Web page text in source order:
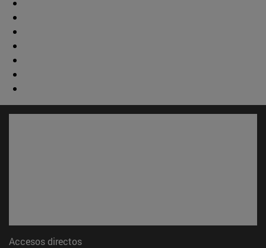
Accesos directos